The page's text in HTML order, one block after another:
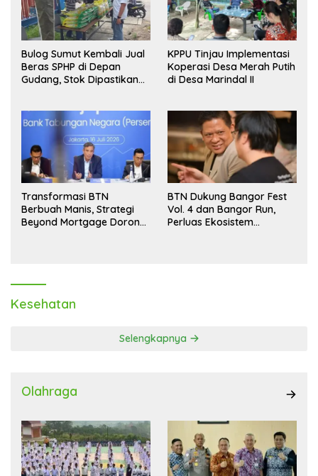
Bulog Sumut Kembali Jual
Beras SPHP di Depan
Gudang, Stok Dipastikan
KPPU Tinjau Implementasi
Koperasi Desa Merah Putih
di Desa Marindal II
Transformasi BTN
Berbuah Manis, Strategi
Beyond Mortgage Dorong
BTN Dukung Bangor Fest
Vol. 4 dan Bangor Run,
Perluas Ekosistem
Kesehatan
Selengkapnya
Olahraga